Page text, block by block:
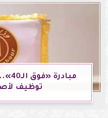
توظيف